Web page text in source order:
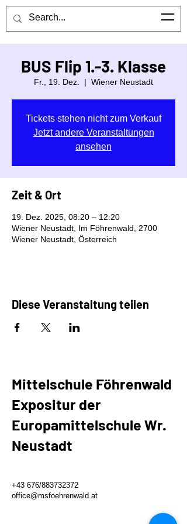
Mittelschule Föhrenwald
Kontaktiere uns
BUS Flip 1.-3. Klasse
Fr., 19. Dez.
  |
Wiener Neustadt
Tickets stehen nicht zum Verkauf
Jetzt andere Veranstaltungen
ansehen
Zeit & Ort
19. Dez. 2025, 08:20 – 12:20
Wiener Neustadt, Im Föhrenwald, 2700
Wiener Neustadt, Österreich
Diese Veranstaltung teilen
Mittelschule Föhrenwald
Expositur der
Europamittelschule Wr.
Neustadt
+43 676/883732372
office@msfoehrenwald.at